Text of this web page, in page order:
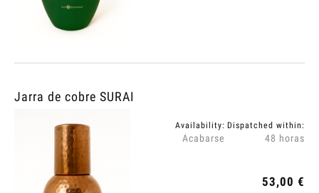
Jarra de cobre SURAI
Availability:
Acabarse
Dispatched within:
48 horas
53,00 €